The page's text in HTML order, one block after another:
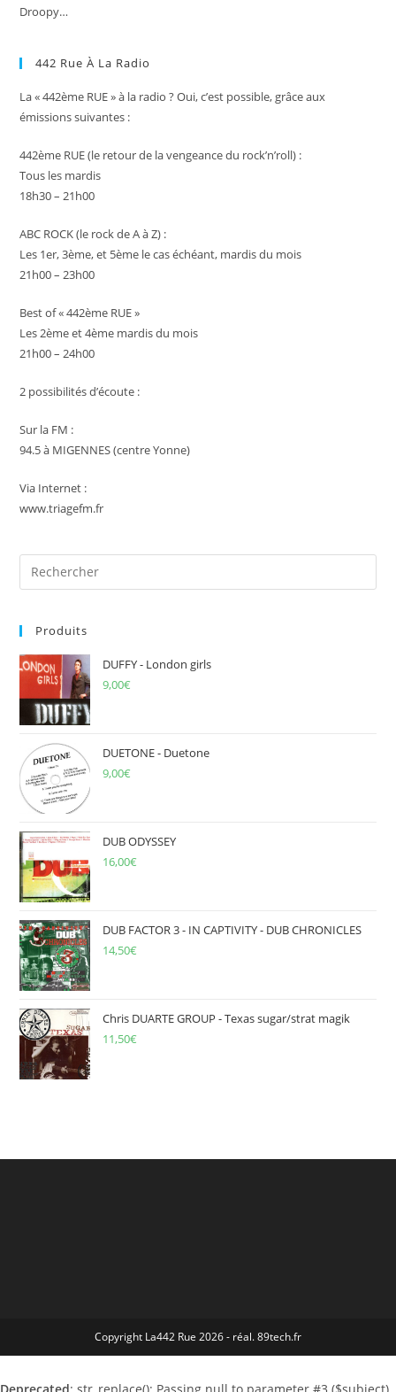
Droopy…
442 Rue À La Radio
La « 442ème RUE » à la radio ? Oui, c’est possible, grâce aux
émissions suivantes :
442ème RUE (le retour de la vengeance du rock’n’roll) :
Tous les mardis
18h30 – 21h00
ABC ROCK (le rock de A à Z) :
Les 1er, 3ème, et 5ème le cas échéant, mardis du mois
21h00 – 23h00
Best of « 442ème RUE »
Les 2ème et 4ème mardis du mois
21h00 – 24h00
2 possibilités d’écoute :
Sur la FM :
94.5 à MIGENNES (centre Yonne)
Via Internet :
www.triagefm.fr
Produits
DUFFY - London girls
9,00€
DUETONE - Duetone
9,00€
DUB ODYSSEY
16,00€
DUB FACTOR 3 - IN CAPTIVITY - DUB CHRONICLES
14,50€
Chris DUARTE GROUP - Texas sugar/strat magik
11,50€
Copyright La442 Rue 2026 - réal. 89tech.fr
Deprecated: str_replace(): Passing null to parameter #3 ($subject)